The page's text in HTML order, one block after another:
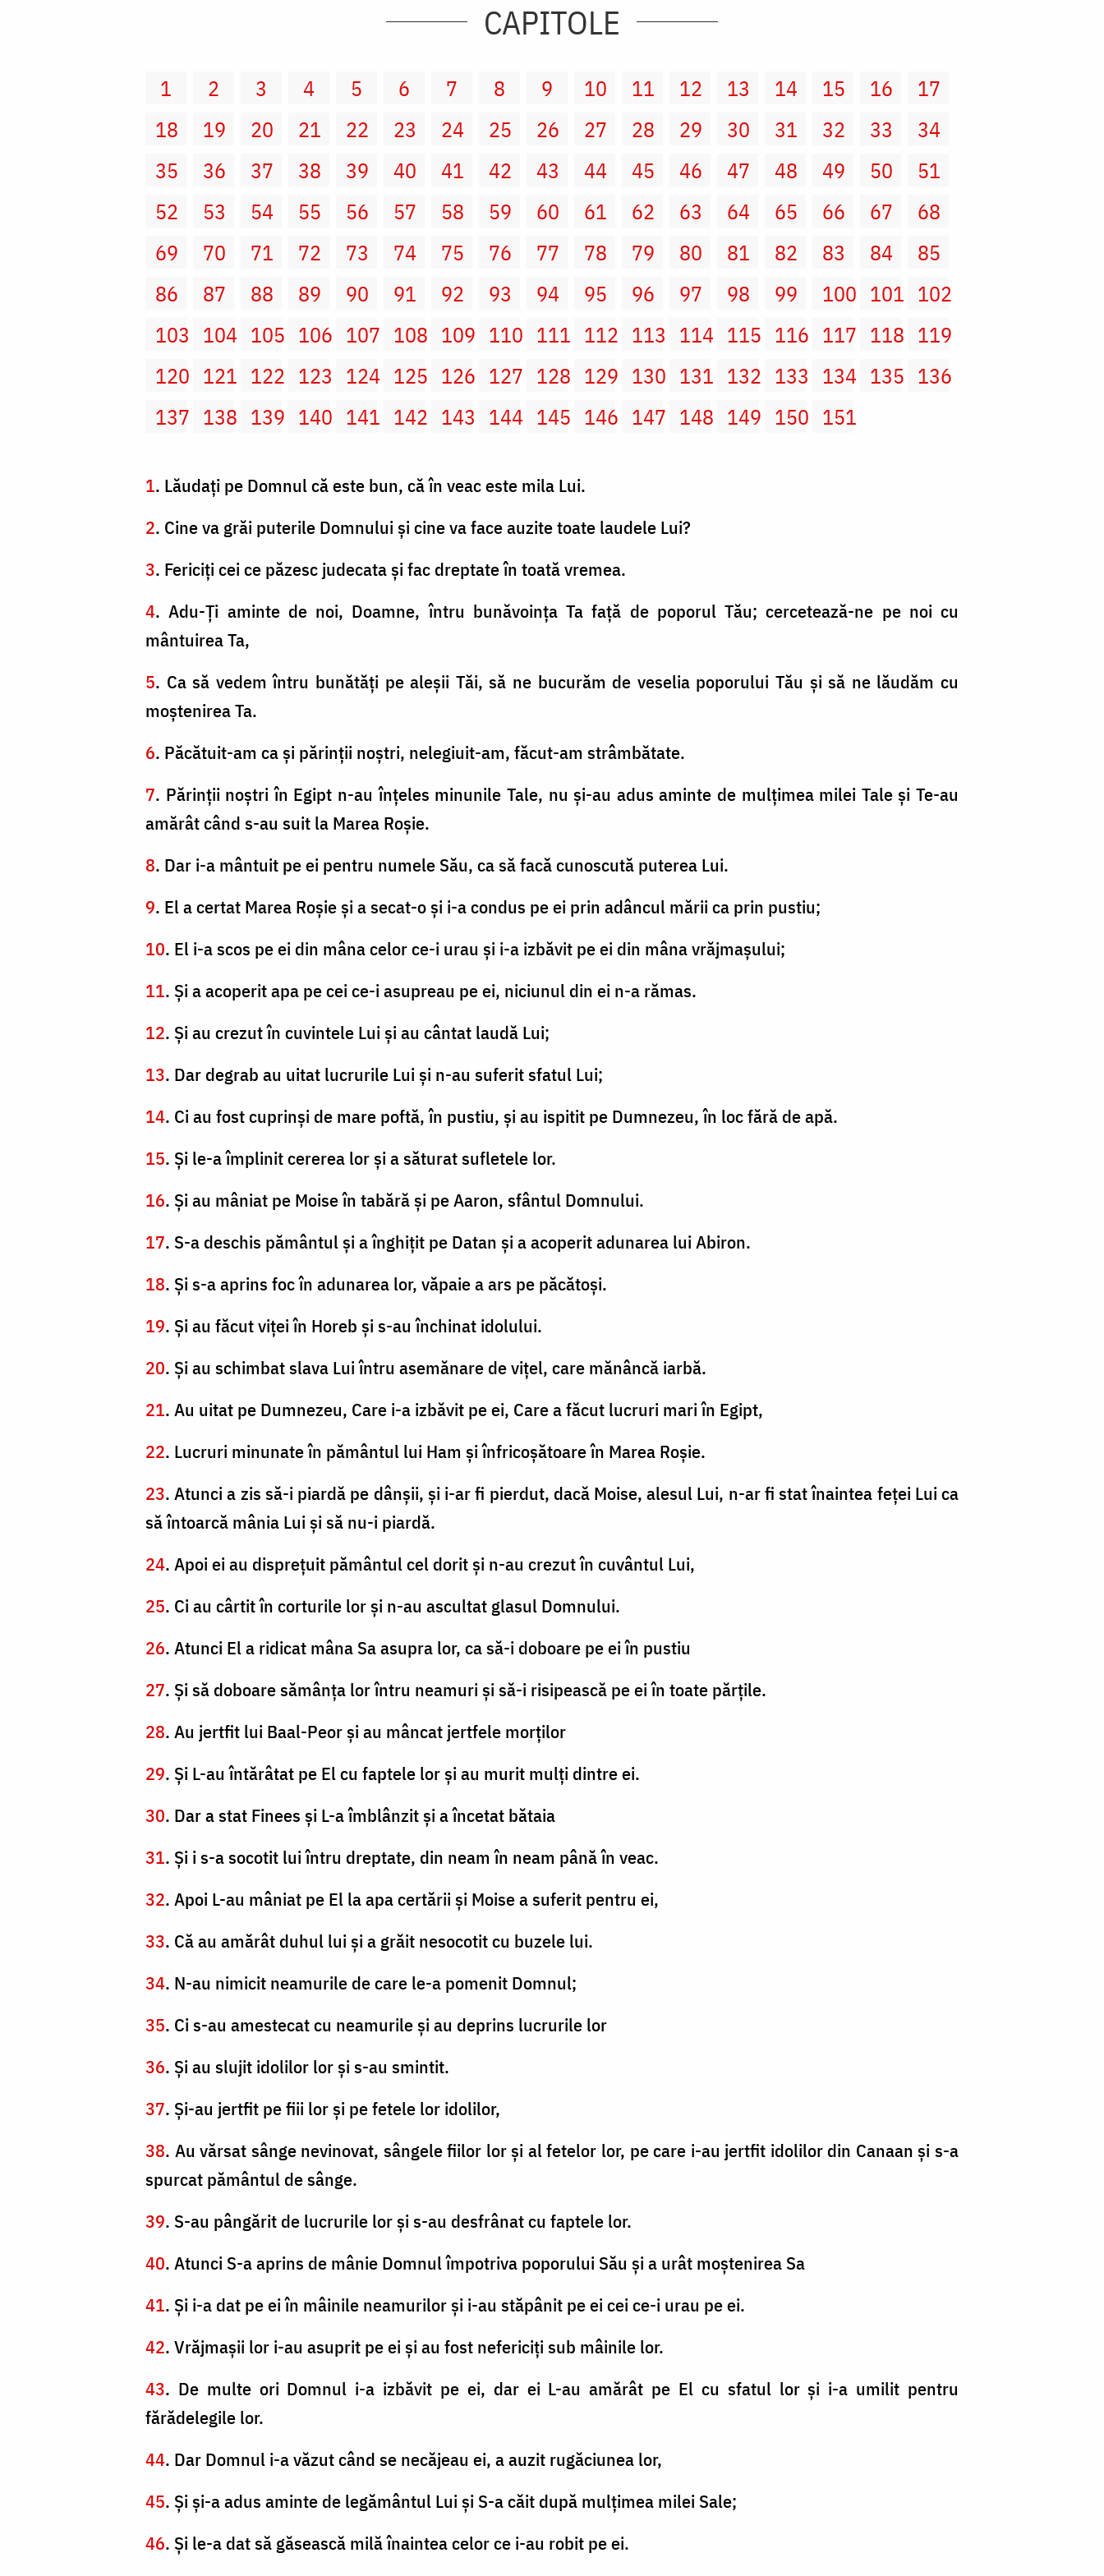
CAPITOLE
1 2 3 4 5 6 7 8 9 10 11 12 13 14 15 16
17
18
19 20 21 22 23 24 25 26 27 28 29 30 31 32 33
34
35
36 37 38 39 40 41 42 43 44 45 46 47 48 49 50
51
52
53 54 55 56 57 58 59 60 61 62 63 64 65 66 67
68
69
70 71 72 73 74 75 76 77 78 79 80 81 82 83 84
85
86
87 88 89 90 91 92 93 94 95 96 97 98 99 100 101 102
103 104 105 106 107 108 109 110 111 112 113 114 115 116 117 118 119
120 121 122 123 124 125 126 127 128 129 130 131 132 133 134 135 136
137 138 139 140 141 142 143 144 145 146 147 148 149 150 151
1. Lăudaţi pe Domnul că este bun, că în veac este mila Lui.
2. Cine va grăi puterile Domnului şi cine va face auzite toate laudele Lui?
3. Fericiţi cei ce păzesc judecata şi fac dreptate în toată vremea.
4. Adu-Ţi aminte de noi, Doamne, întru bunăvoinţa Ta faţă de poporul Tău; cercetează-ne pe noi cu
mântuirea Ta,
5. Ca să vedem întru bunătăţi pe aleşii Tăi, să ne bucurăm de veselia poporului Tău şi să ne lăudăm cu
moştenirea Ta.
6. Păcătuit-am ca şi părinţii noştri, nelegiuit-am, făcut-am strâmbătate.
7. Părinţii noştri în Egipt n-au înţeles minunile Tale, nu şi-au adus aminte de mulţimea milei Tale şi Te-au
amărât când s-au suit la Marea Roşie.
8. Dar i-a mântuit pe ei pentru numele Său, ca să facă cunoscută puterea Lui.
9. El a certat Marea Roşie şi a secat-o şi i-a condus pe ei prin adâncul mării ca prin pustiu;
10. El i-a scos pe ei din mâna celor ce-i urau şi i-a izbăvit pe ei din mâna vrăjmaşului;
11. Şi a acoperit apa pe cei ce-i asupreau pe ei, niciunul din ei n-a rămas.
12. Şi au crezut în cuvintele Lui şi au cântat laudă Lui;
13. Dar degrab au uitat lucrurile Lui şi n-au suferit sfatul Lui;
14. Ci au fost cuprinşi de mare poftă, în pustiu, şi au ispitit pe Dumnezeu, în loc fără de apă.
15. Şi le-a împlinit cererea lor şi a săturat sufletele lor.
16. Şi au mâniat pe Moise în tabără şi pe Aaron, sfântul Domnului.
17. S-a deschis pământul şi a înghiţit pe Datan şi a acoperit adunarea lui Abiron.
18. Şi s-a aprins foc în adunarea lor, văpaie a ars pe păcătoşi.
19. Şi au făcut viţei în Horeb şi s-au închinat idolului.
20. Şi au schimbat slava Lui întru asemănare de viţel, care mănâncă iarbă.
21. Au uitat pe Dumnezeu, Care i-a izbăvit pe ei, Care a făcut lucruri mari în Egipt,
22. Lucruri minunate în pământul lui Ham şi înfricoşătoare în Marea Roşie.
23. Atunci a zis să-i piardă pe dânşii, şi i-ar fi pierdut, dacă Moise, alesul Lui, n-ar fi stat înaintea feţei Lui ca
să întoarcă mânia Lui şi să nu-i piardă.
24. Apoi ei au dispreţuit pământul cel dorit şi n-au crezut în cuvântul Lui,
25. Ci au cârtit în corturile lor şi n-au ascultat glasul Domnului.
26. Atunci El a ridicat mâna Sa asupra lor, ca să-i doboare pe ei în pustiu
27. Şi să doboare sămânţa lor întru neamuri şi să-i risipească pe ei în toate părţile.
28. Au jertfit lui Baal-Peor şi au mâncat jertfele morţilor
29. Şi L-au întărâtat pe El cu faptele lor şi au murit mulţi dintre ei.
30. Dar a stat Finees şi L-a îmblânzit şi a încetat bătaia
31. Şi i s-a socotit lui întru dreptate, din neam în neam până în veac.
32. Apoi L-au mâniat pe El la apa certării şi Moise a suferit pentru ei,
33. Că au amărât duhul lui şi a grăit nesocotit cu buzele lui.
34. N-au nimicit neamurile de care le-a pomenit Domnul;
35. Ci s-au amestecat cu neamurile şi au deprins lucrurile lor
36. Şi au slujit idolilor lor şi s-au smintit.
37. Şi-au jertfit pe fiii lor şi pe fetele lor idolilor,
38. Au vărsat sânge nevinovat, sângele fiilor lor şi al fetelor lor, pe care i-au jertfit idolilor din Canaan şi s-a
spurcat pământul de sânge.
39. S-au pângărit de lucrurile lor şi s-au desfrânat cu faptele lor.
40. Atunci S-a aprins de mânie Domnul împotriva poporului Său şi a urât moştenirea Sa
41. Şi i-a dat pe ei în mâinile neamurilor şi i-au stăpânit pe ei cei ce-i urau pe ei.
42. Vrăjmaşii lor i-au asuprit pe ei şi au fost nefericiţi sub mâinile lor.
43. De multe ori Domnul i-a izbăvit pe ei, dar ei L-au amărât pe El cu sfatul lor şi i-a umilit pentru
fărădelegile lor.
44. Dar Domnul i-a văzut când se necăjeau ei, a auzit rugăciunea lor,
45. Şi şi-a adus aminte de legământul Lui şi S-a căit după mulţimea milei Sale;
46. Şi le-a dat să găsească milă înaintea celor ce i-au robit pe ei.